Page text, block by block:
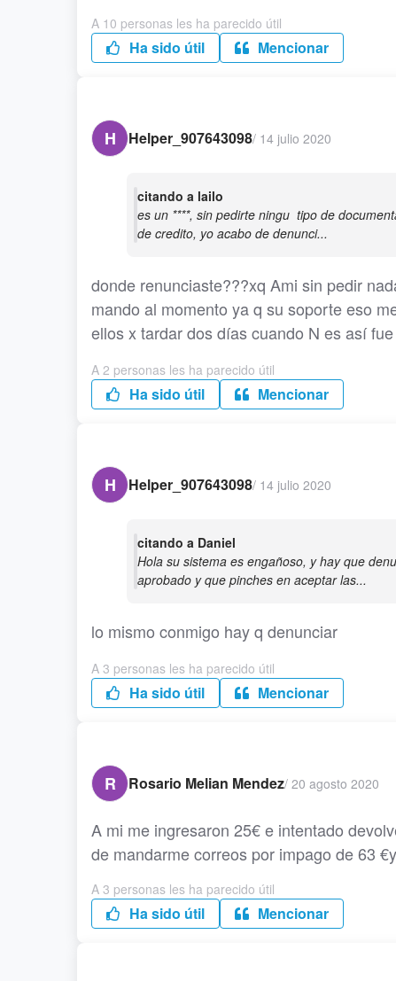
A 10 personas les ha parecido útil
Ha sido útil Mencionar
H
Helper_907643098/ 14 julio 2020
citando a lailo
es un ****, sin pedirte ningu tipo de
de credito, yo acabo de denunci...
donde renunciaste???xq Ami sin pedir
mando al momento ya q su soporte eso
ellos x tardar dos días cuando N es así
A 2 personas les ha parecido útil
Ha sido útil Mencionar
H
Helper_907643098/ 14 julio 2020
citando a Daniel
Hola su sistema es engañoso, y hay que
aprobado y que pinches en aceptar las...
lo mismo conmigo hay q denunciar
A 3 personas les ha parecido útil
Ha sido útil Mencionar
R
Rosario Melian Mendez/ 20 agosto 2020
A mi me ingresaron 25€ e intentado
de mandarme correos por impago de 63
A 3 personas les ha parecido útil
Ha sido útil Mencionar